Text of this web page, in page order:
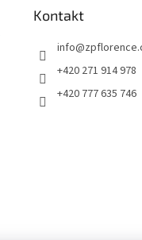
Kontakt
info@
+420 271 914 978
+420 777 635 746